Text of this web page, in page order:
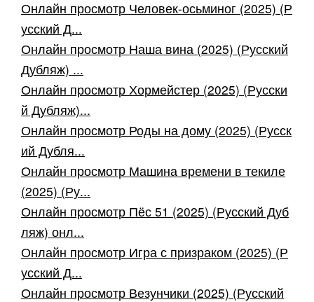
Онлайн просмотр Человек-осьминог (2025) (Р
усский Д...
Онлайн просмотр Наша вина (2025) (Русский
Дубляж) ...
Онлайн просмотр Хормейстер (2025) (Русски
й Дубляж)...
Онлайн просмотр Роды на дому (2025) (Русск
ий Дубля...
Онлайн просмотр Машина времени в текиле
(2025) (Ру...
Онлайн просмотр Пёс 51 (2025) (Русский Дуб
ляж) онл...
Онлайн просмотр Игра с призраком (2025) (Р
усский Д...
Онлайн просмотр Везунчики (2025) (Русский